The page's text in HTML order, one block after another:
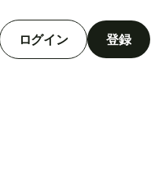
ログイン 登録